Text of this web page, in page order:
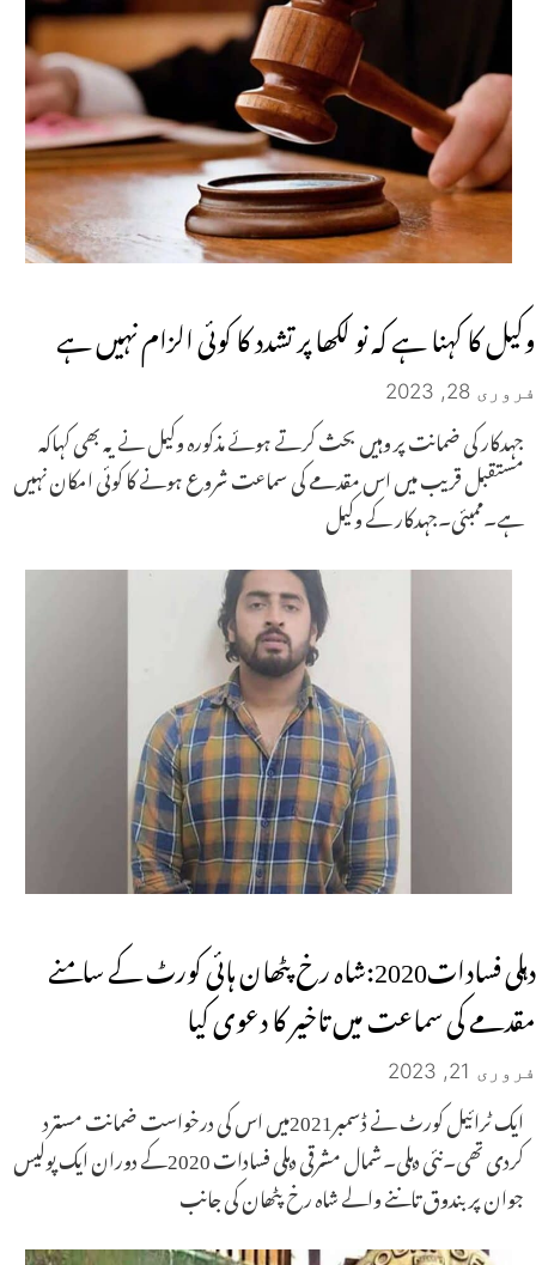
وکیل کا کہنا ہے کہ نو لکھا پر تشدد کا کوئی الزام نہیں ہے
فروری 28, 2023
جہدکار کی ضمانت پر وہیں بحث کرتے ہوئے مذکورہ وکیل نے یہ بھی کہاکہ
مستقبل قریب میں اس مقدمے کی سماعت شروع ہونے کا کوئی امکان نہیں
ہے۔ممبئی۔جہدکار کے وکیل
دہلی فسادات2020:شاہ رخ پٹھان ہائی کورٹ کے سامنے
مقدمے کی سماعت میں تاخیر کا دعوی کیا
فروری 21, 2023
ایک ٹرائیل کورٹ نے ڈسمبر2021میں اس کی درخواست ضمانت مسترد
کردی تھی۔نئی دہلی۔شمال مشرقی دہلی فسادات 2020کے دوران ایک پولیس
جوان پر بندوق تاننے والے شاہ رخ پٹھان کی جانب